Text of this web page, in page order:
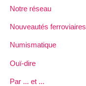
Notre réseau
Nouveautés ferroviaires
Numismatique
Ouï-dire
Par ... et ...